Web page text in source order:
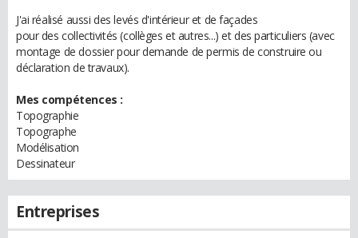
J'ai réalisé aussi des levés d'intérieur et de façades
pour des collectivités (collèges et autres...) et des particuliers (avec
montage de dossier pour demande de permis de construire ou
déclaration de travaux).
Mes compétences :
Topographie
Topographe
Modélisation
Dessinateur
Entreprises